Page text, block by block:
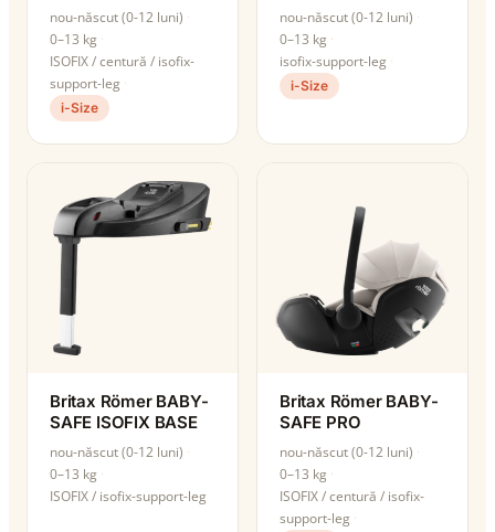
nou-născut (0-12 luni)
0–13 kg
ISOFIX / centură / isofix-
support-leg
i-Size
nou-născut (0-12 luni)
0–13 kg
isofix-support-leg
i-Size
Britax Römer BABY-
SAFE ISOFIX BASE
nou-născut (0-12 luni)
0–13 kg
ISOFIX / isofix-support-leg
Britax Römer BABY-
SAFE PRO
nou-născut (0-12 luni)
0–13 kg
ISOFIX / centură / isofix-
support-leg